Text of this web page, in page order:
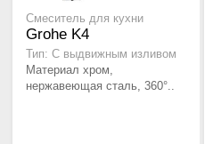
Смеситель для кухни
Grohe K4
Тип: С выдвижным изливом
Материал хром,
нержавеющая сталь, 360°..